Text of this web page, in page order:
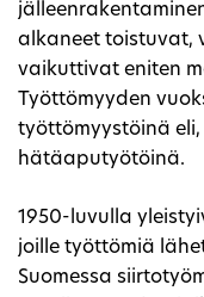
alkaneet toistuvat,
vaikuttivat eniten
Työttömyyden
työttömyystöinä
hätäaputyötöinä.
1950-luvulla
joille työttömiä
Suomessa